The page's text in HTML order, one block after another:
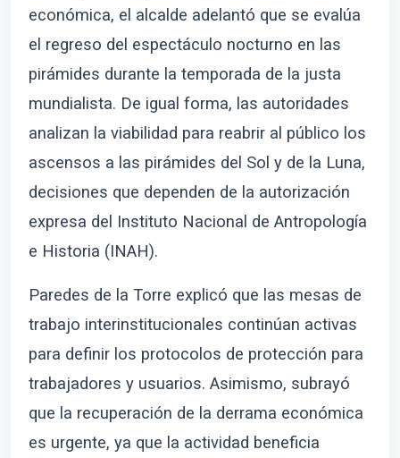
económica, el alcalde adelantó que se evalúa
el regreso del espectáculo nocturno en las
pirámides durante la temporada de la justa
mundialista. De igual forma, las autoridades
analizan la viabilidad para reabrir al público los
ascensos a las pirámides del Sol y de la Luna,
decisiones que dependen de la autorización
expresa del Instituto Nacional de Antropología
e Historia (INAH).
Paredes de la Torre explicó que las mesas de
trabajo interinstitucionales continúan activas
para definir los protocolos de protección para
trabajadores y usuarios. Asimismo, subrayó
que la recuperación de la derrama económica
es urgente, ya que la actividad beneficia